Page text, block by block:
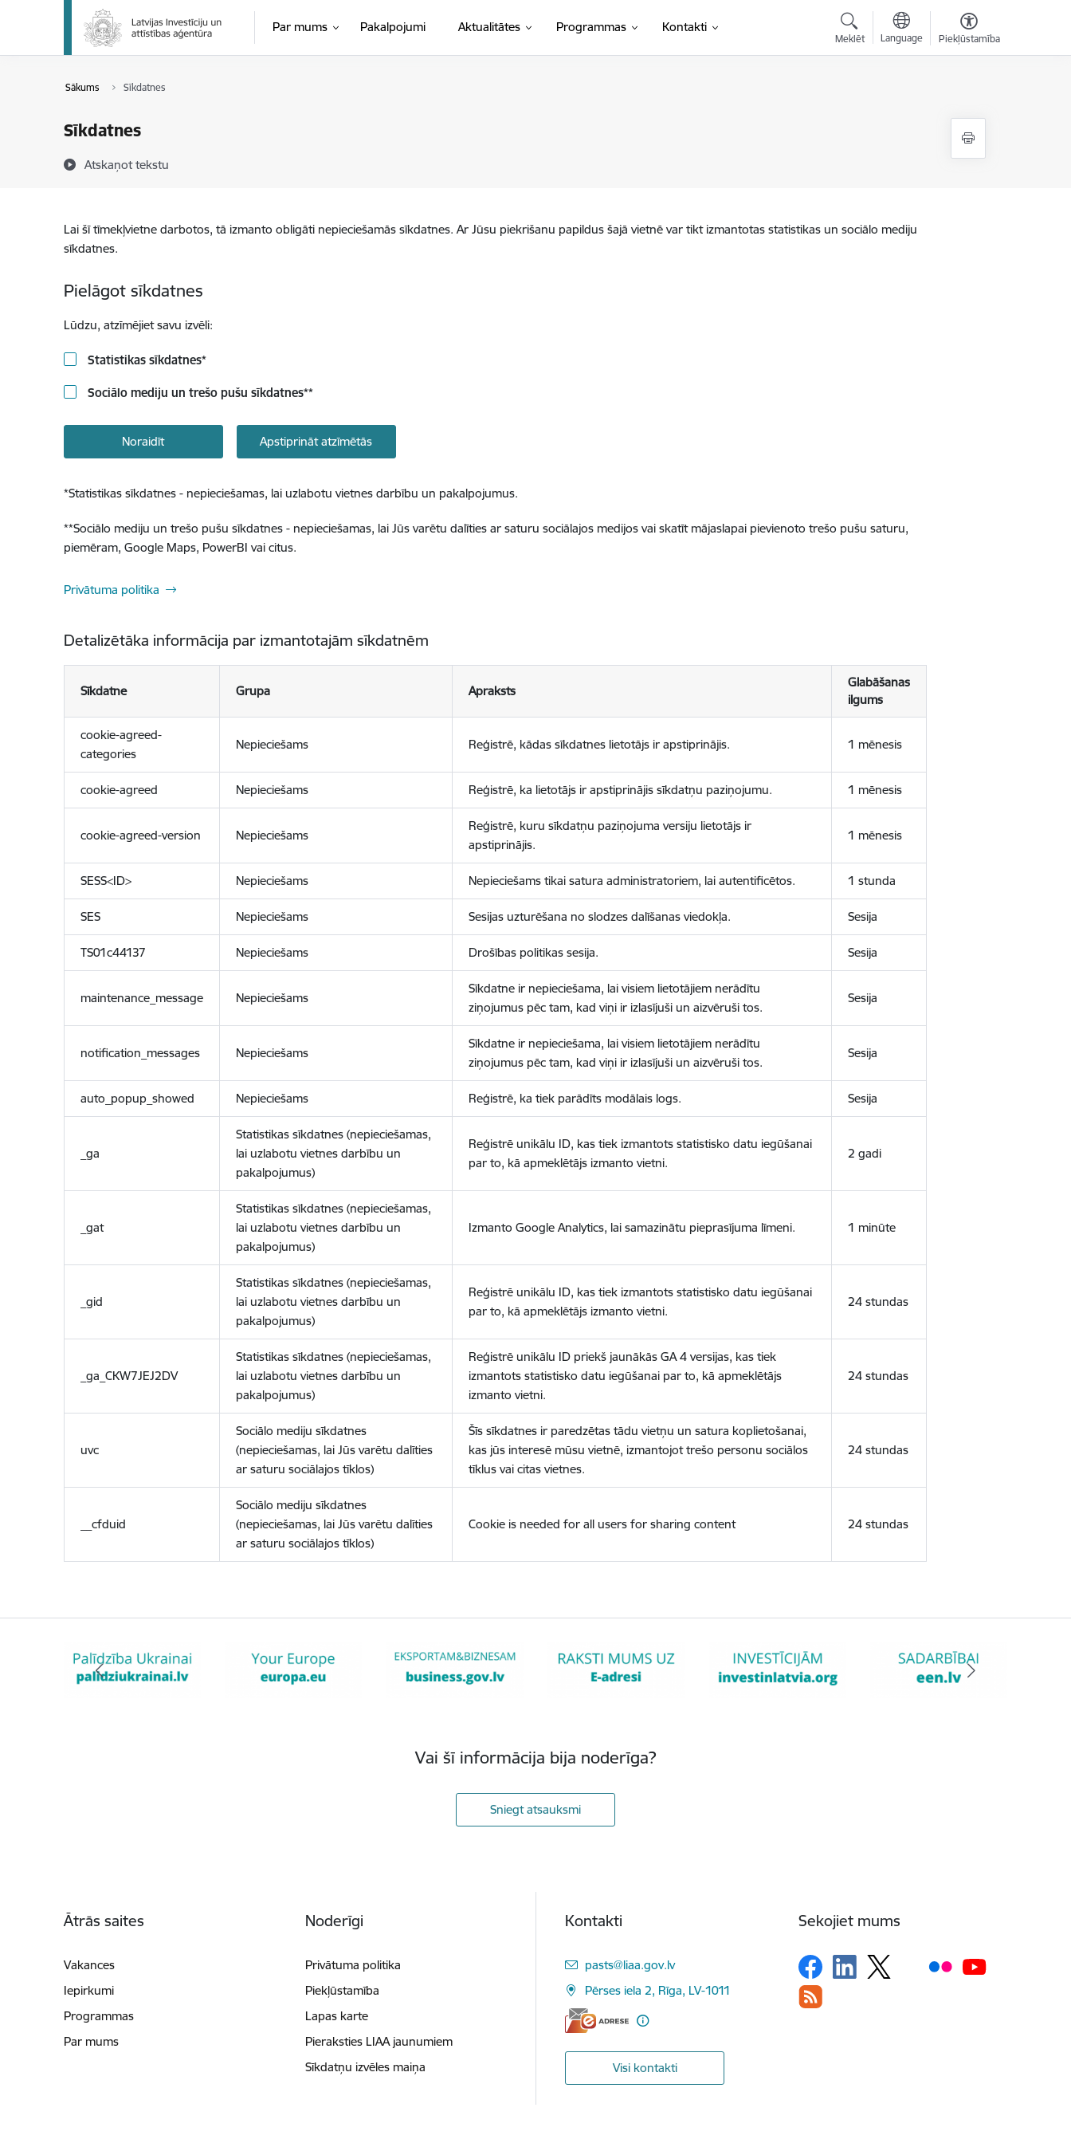
Pāriet uz lapas saturu
Par mums Pakalpojumi Aktualitātes Programmas Kontakti
Meklēt Language Piekļūstamība
Sākums Sīkdatnes
Sīkdatnes
Atskaņot tekstu
Lai šī tīmekļvietne darbotos, tā izmanto obligāti nepieciešamās sīkdatnes. Ar Jūsu piekrišanu papildus šajā vietnē var tikt izmantotas statistikas un sociālo mediju
sīkdatnes.
Pielāgot sīkdatnes
Lūdzu, atzīmējiet savu izvēli:
Statistikas sīkdatnes*
Sociālo mediju un trešo pušu sīkdatnes**
Noraidīt Apstiprināt atzīmētās
*Statistikas sīkdatnes - nepieciešamas, lai uzlabotu vietnes darbību un pakalpojumus.
**Sociālo mediju un trešo pušu sīkdatnes - nepieciešamas, lai Jūs varētu dalīties ar saturu sociālajos medijos vai skatīt mājaslapai pievienoto trešo pušu saturu,
piemēram, Google Maps, PowerBI vai citus.
Privātuma politika
Detalizētāka informācija par izmantotajām sīkdatnēm
Sīkdatne Grupa Apraksts
Glabāšanas
ilgums
cookie-agreed-
categories
Nepieciešams Reģistrē, kādas sīkdatnes lietotājs ir apstiprinājis. 1 mēnesis
cookie-agreed Nepieciešams Reģistrē, ka lietotājs ir apstiprinājis sīkdatņu paziņojumu. 1 mēnesis
cookie-agreed-version Nepieciešams
Reģistrē, kuru sīkdatņu paziņojuma versiju lietotājs ir
apstiprinājis.
1 mēnesis
SESS<ID> Nepieciešams Nepieciešams tikai satura administratoriem, lai autentificētos. 1 stunda
SES Nepieciešams Sesijas uzturēšana no slodzes dalīšanas viedokļa. Sesija
TS01c44137 Nepieciešams Drošības politikas sesija. Sesija
maintenance_message Nepieciešams
Sīkdatne ir nepieciešama, lai visiem lietotājiem nerādītu
ziņojumus pēc tam, kad viņi ir izlasījuši un aizvēruši tos.
Sesija
notification_messages Nepieciešams
Sīkdatne ir nepieciešama, lai visiem lietotājiem nerādītu
ziņojumus pēc tam, kad viņi ir izlasījuši un aizvēruši tos.
Sesija
auto_popup_showed Nepieciešams Reģistrē, ka tiek parādīts modālais logs. Sesija
_ga
Statistikas sīkdatnes (nepieciešamas,
lai uzlabotu vietnes darbību un
pakalpojumus)
Reģistrē unikālu ID, kas tiek izmantots statistisko datu iegūšanai
par to, kā apmeklētājs izmanto vietni.
2 gadi
_gat
Statistikas sīkdatnes (nepieciešamas,
lai uzlabotu vietnes darbību un
pakalpojumus)
Izmanto Google Analytics, lai samazinātu pieprasījuma līmeni. 1 minūte
_gid
Statistikas sīkdatnes (nepieciešamas,
lai uzlabotu vietnes darbību un
pakalpojumus)
Reģistrē unikālu ID, kas tiek izmantots statistisko datu iegūšanai
par to, kā apmeklētājs izmanto vietni.
24 stundas
_ga_CKW7JEJ2DV
Statistikas sīkdatnes (nepieciešamas,
lai uzlabotu vietnes darbību un
pakalpojumus)
Reģistrē unikālu ID priekš jaunākās GA 4 versijas, kas tiek
izmantots statistisko datu iegūšanai par to, kā apmeklētājs
izmanto vietni.
24 stundas
uvc
Sociālo mediju sīkdatnes
(nepieciešamas, lai Jūs varētu dalīties
ar saturu sociālajos tīklos)
Šīs sīkdatnes ir paredzētas tādu vietņu un satura koplietošanai,
kas jūs interesē mūsu vietnē, izmantojot trešo personu sociālos
tīklus vai citas vietnes.
24 stundas
__cfduid
Sociālo mediju sīkdatnes
(nepieciešamas, lai Jūs varētu dalīties
ar saturu sociālajos tīklos)
Cookie is needed for all users for sharing content 24 stundas
Vai šī informācija bija noderīga?
Sniegt atsauksmi
Ātrās saites
Vakances
Iepirkumi
Programmas
Par mums
Noderīgi
Privātuma politika
Piekļūstamība
Lapas karte
Pieraksties LIAA jaunumiem
Sīkdatņu izvēles maiņa
Kontakti
E-pasts:
pasts@liaa.gov.lv
Pērses iela 2, Rīga, LV-1011
Visi kontakti
Sekojiet mums